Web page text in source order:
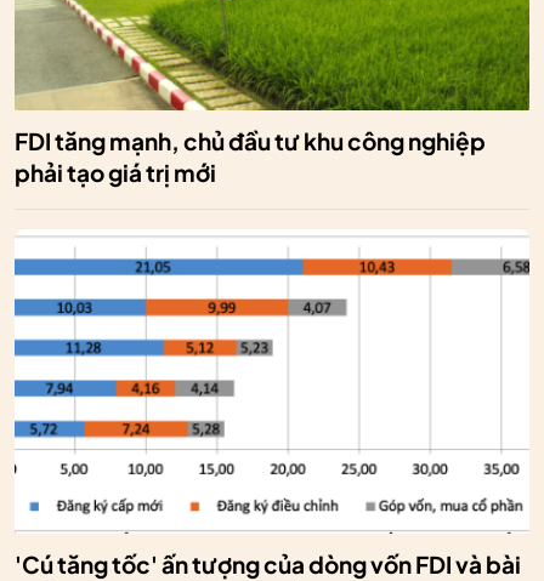
FDI tăng mạnh, chủ đầu tư khu công nghiệp
phải tạo giá trị mới
'Cú tăng tốc' ấn tượng của dòng vốn FDI và bài